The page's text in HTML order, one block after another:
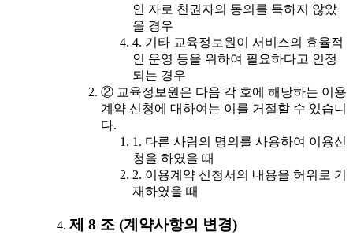
인 자로 친권자의 동의를 득하지 않았
을 경우
4. 기타 교육정보원이 서비스의 효율적
인 운영 등을 위하여 필요하다고 인정
되는 경우
② 교육정보원은 다음 각 호에 해당하는 이용
계약 신청에 대하여는 이를 거절할 수 있습니
다.
1. 다른 사람의 명의를 사용하여 이용신
청을 하였을 때
2. 이용계약 신청서의 내용을 허위로 기
재하였을 때
제 8 조 (계약사항의 변경)